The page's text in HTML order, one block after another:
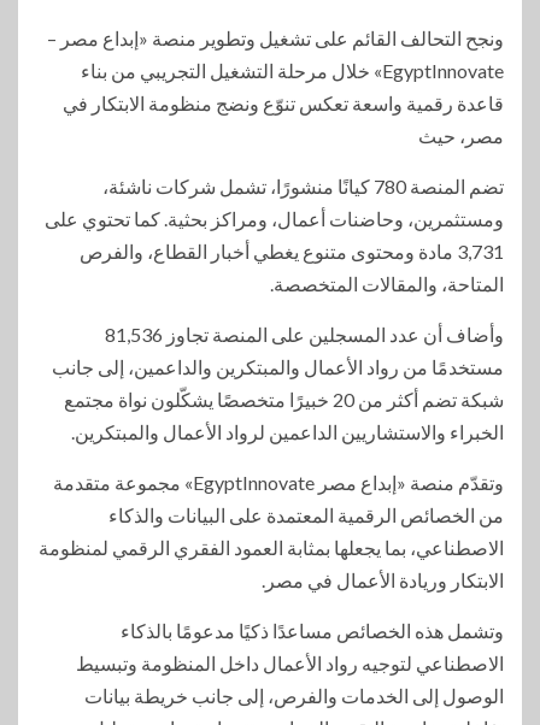
ونجح التحالف القائم على تشغيل وتطوير منصة «إبداع مصر –
EgyptInnovate» خلال مرحلة التشغيل التجريبي من بناء
قاعدة رقمية واسعة تعكس تنوّع ونضج منظومة الابتكار في
مصر، حيث
تضم المنصة 780 كيانًا منشورًا، تشمل شركات ناشئة،
ومستثمرين، وحاضنات أعمال، ومراكز بحثية. كما تحتوي على
3,731 مادة ومحتوى متنوع يغطي أخبار القطاع، والفرص
المتاحة، والمقالات المتخصصة.
وأضاف أن عدد المسجلين على المنصة تجاوز 81,536
مستخدمًا من رواد الأعمال والمبتكرين والداعمين، إلى جانب
شبكة تضم أكثر من 20 خبيرًا متخصصًا يشكّلون نواة مجتمع
الخبراء والاستشاريين الداعمين لرواد الأعمال والمبتكرين.
وتقدّم منصة «إبداع مصر EgyptInnovate» مجموعة متقدمة
من الخصائص الرقمية المعتمدة على البيانات والذكاء
الاصطناعي، بما يجعلها بمثابة العمود الفقري الرقمي لمنظومة
الابتكار وريادة الأعمال في مصر.
وتشمل هذه الخصائص مساعدًا ذكيًا مدعومًا بالذكاء
الاصطناعي لتوجيه رواد الأعمال داخل المنظومة وتبسيط
الوصول إلى الخدمات والفرص، إلى جانب خريطة بيانات